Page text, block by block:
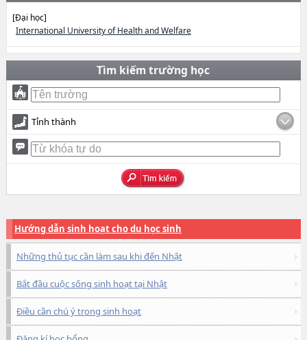
[Đại học]
International University of Health and Welfare
Tìm kiếm trường học
Tỉnh thành
Hướng dẫn sinh hoạt cho du học sinh
Những thủ tục cần làm sau khi đến Nhật
Bắt đầu cuộc sống sinh hoạt tại Nhật
Điều cần chú ý trong sinh hoạt